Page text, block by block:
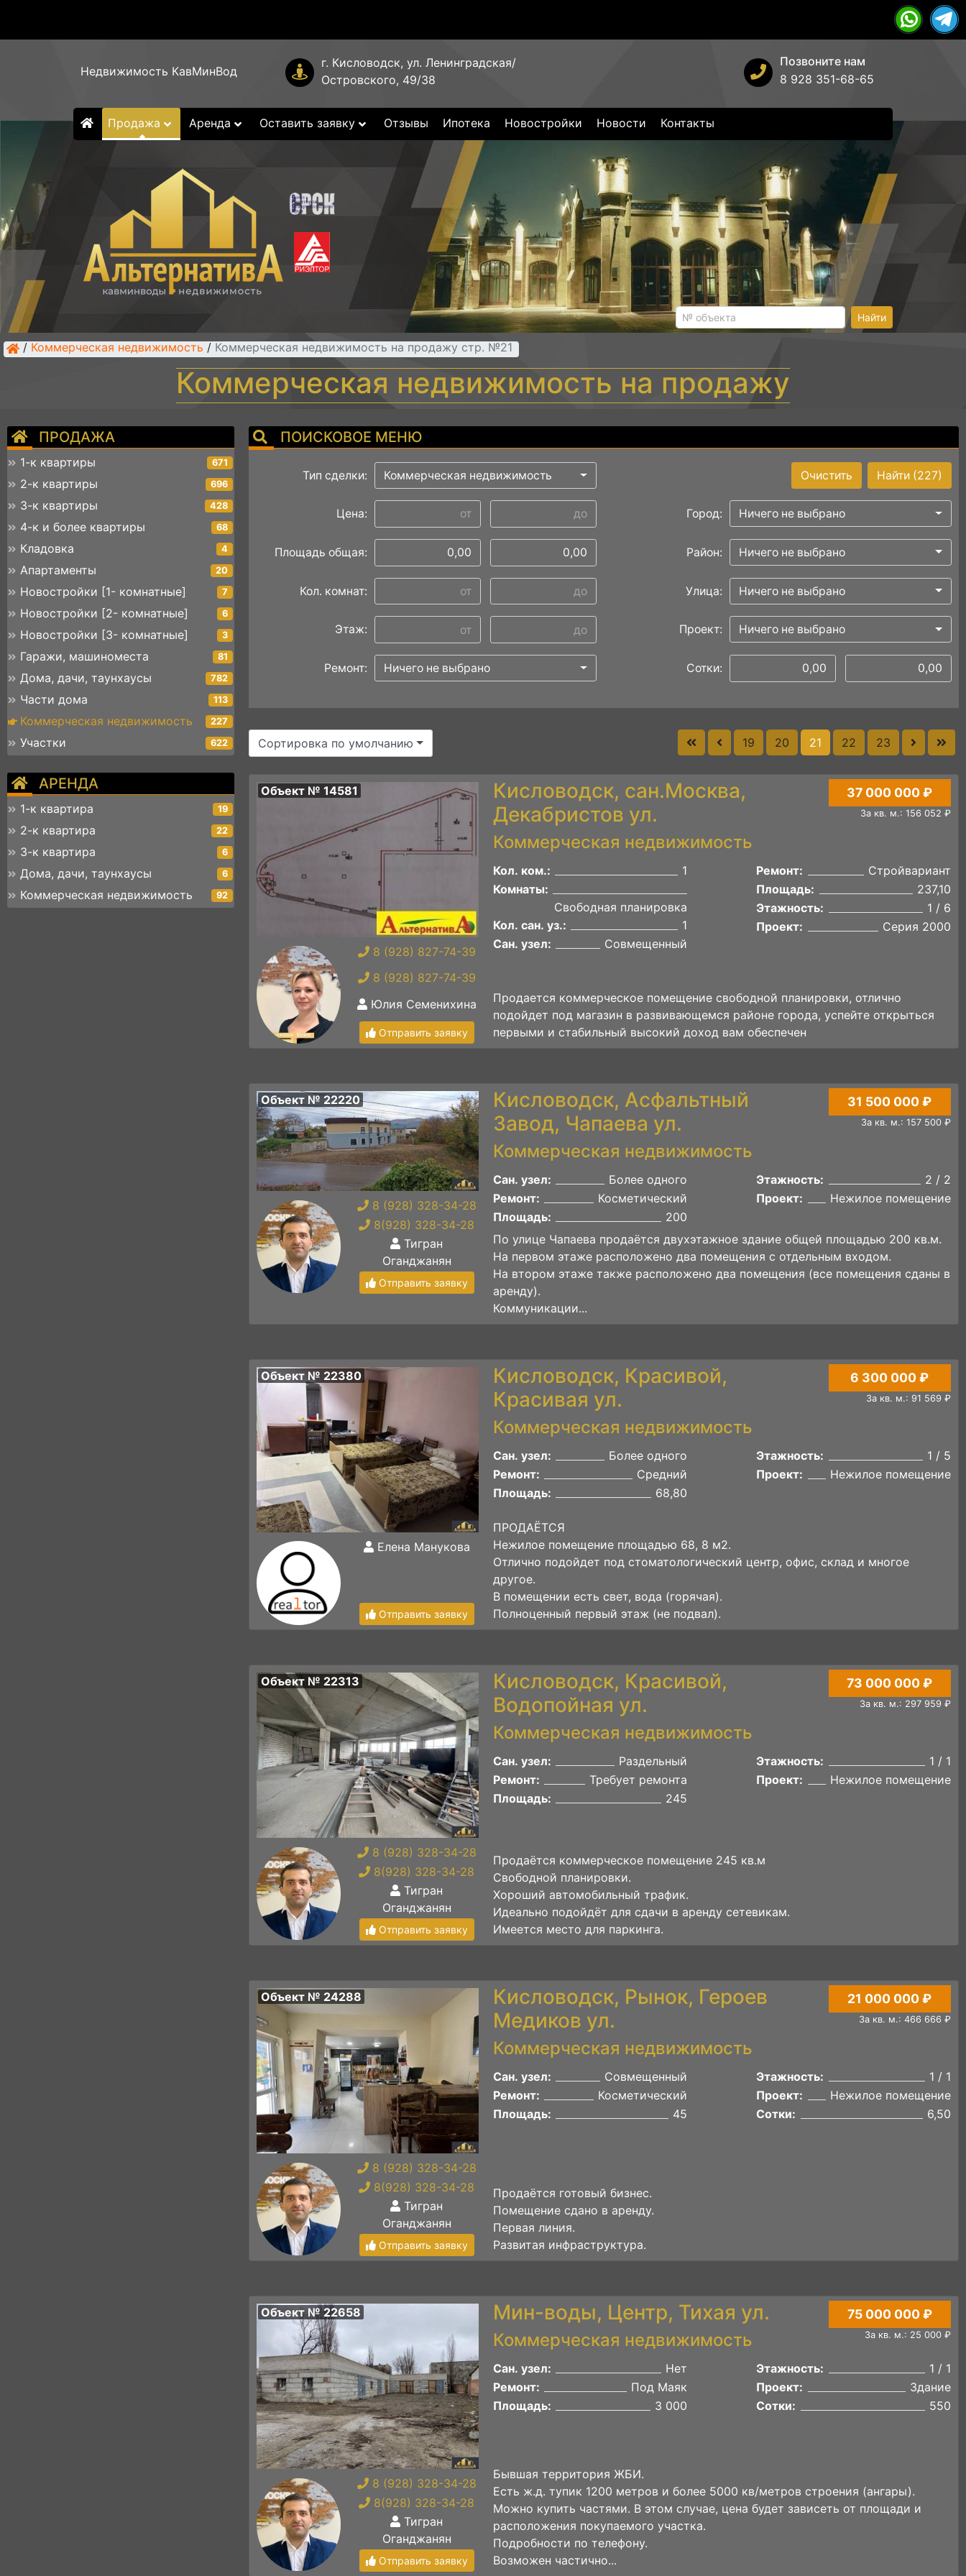
Недвижимость КавМинВод
г. Кисловодск, ул. Ленинградская/
Островского, 49/38
Позвоните нам
8 928 351-68-65
Продажа Аренда Оставить заявку Отзывы Ипотека Новостройки Новости Контакты
Найти
/ Коммерческая недвижимость / Коммерческая недвижимость на продажу стр. №21
Коммерческая недвижимость на продажу
ПРОДАЖА
1-к квартиры 671
2-к квартиры 696
3-к квартиры 428
4-к и более квартиры 68
Кладовка 4
Апартаменты 20
Новостройки [1- комнатные] 7
Новостройки [2- комнатные] 6
Новостройки [3- комнатные] 3
Гаражи, машиноместа 81
Дома, дачи, таунхаусы 782
Части дома 113
Коммерческая недвижимость 227
Участки 622
АРЕНДА
1-к квартира 19
2-к квартира 22
3-к квартира 6
Дома, дачи, таунхаусы 6
Коммерческая недвижимость 92
ПОИСКОВОЕ МЕНЮ
Тип сделки: Коммерческая недвижимость Найти (227)
Очистить
Цена: Город: Ничего не выбрано
Площадь общая: Район: Ничего не выбрано
Кол. комнат: Улица: Ничего не выбрано
Этаж: Проект: Ничего не выбрано
Ремонт: Ничего не выбрано Сотки:
Сортировка по умолчанию 19 20 21 22 23
Объект № 14581
8 (928) 827-74-39
8 (928) 827-74-39
Юлия Семенихина
Отправить заявку
Кисловодск, сан.Москва,
Декабристов ул.
Коммерческая недвижимость
37 000 000 ₽
За кв. м.: 156 052 ₽
Кол. ком.:
1
Комнаты:
Свободная планировка
Кол. сан. уз.:
1
Сан. узел:
Совмещенный
Ремонт:
Стройвариант
Площадь:
237,10
Этажность:
1 / 6
Проект:
Серия 2000
Продается коммерческое помещение свободной планировки, отлично
подойдет под магазин в развивающемся районе города, успейте открыться
первыми и стабильный высокий доход вам обеспечен
Объект № 22220
8 (928) 328-34-28
8(928) 328-34-28
Тигран
Оганджанян
Отправить заявку
Кисловодск, Асфальтный
Завод, Чапаева ул.
Коммерческая недвижимость
31 500 000 ₽
За кв. м.: 157 500 ₽
Сан. узел:
Более одного
Ремонт:
Косметический
Площадь:
200
Этажность:
2 / 2
Проект:
Нежилое помещение
По улице Чапаева продаётся двухэтажное здание общей площадью 200 кв.м.
На первом этаже расположено два помещения с отдельным входом.
На втором этаже также расположено два помещения (все помещения сданы в
аренду).
Коммуникации...
Объект № 22380
Елена Манукова
Отправить заявку
Кисловодск, Красивой,
Красивая ул.
Коммерческая недвижимость
6 300 000 ₽
За кв. м.: 91 569 ₽
Сан. узел:
Более одного
Ремонт:
Средний
Площадь:
68,80
Этажность:
1 / 5
Проект:
Нежилое помещение
ПРОДАЁТСЯ
Нежилое помещение площадью 68, 8 м2.
Отлично подойдет под стоматологический центр, офис, склад и многое
другое.
В помещении есть свет, вода (горячая).
Полноценный первый этаж (не подвал).
Объект № 22313
8 (928) 328-34-28
8(928) 328-34-28
Тигран
Оганджанян
Отправить заявку
Кисловодск, Красивой,
Водопойная ул.
Коммерческая недвижимость
73 000 000 ₽
За кв. м.: 297 959 ₽
Сан. узел:
Раздельный
Ремонт:
Требует ремонта
Площадь:
245
Этажность:
1 / 1
Проект:
Нежилое помещение
Продаётся коммерческое помещение 245 кв.м
Свободной планировки.
Хороший автомобильный трафик.
Идеально подойдёт для сдачи в аренду сетевикам.
Имеется место для паркинга.
Объект № 24288
8 (928) 328-34-28
8(928) 328-34-28
Тигран
Оганджанян
Отправить заявку
Кисловодск, Рынок, Героев
Медиков ул.
Коммерческая недвижимость
21 000 000 ₽
За кв. м.: 466 666 ₽
Сан. узел:
Совмещенный
Ремонт:
Косметический
Площадь:
45
Этажность:
1 / 1
Проект:
Нежилое помещение
Сотки:
6,50
Продаётся готовый бизнес.
Помещение сдано в аренду.
Первая линия.
Развитая инфраструктура.
Объект № 22658
8 (928) 328-34-28
8(928) 328-34-28
Тигран
Оганджанян
Отправить заявку
Мин-воды, Центр, Тихая ул.
Коммерческая недвижимость
75 000 000 ₽
За кв. м.: 25 000 ₽
Сан. узел:
Нет
Ремонт:
Под Маяк
Площадь:
3 000
Этажность:
1 / 1
Проект:
Здание
Сотки:
550
Бывшая территория ЖБИ.
Есть ж.д. тупик 1200 метров и более 5000 кв/метров строения (ангары).
Можно купить частями. В этом случае, цена будет зависеть от площади и
расположения покупаемого участка.
Подробности по телефону.
Возможен частично...